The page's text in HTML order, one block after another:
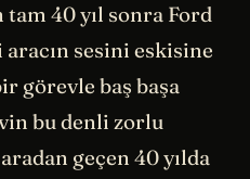
tam 40 yıl sonra Ford
sesini eskisine
görevle baş başa
bu denli zorlu
geçen 40 yılda